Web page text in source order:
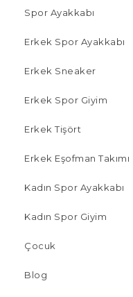
Spor Ayakkabı
Erkek Spor Ayakkabı
Erkek Sneaker
Erkek Spor Giyim
Erkek Tişört
Erkek Eşofman Takımı
Kadın Spor Ayakkabı
Kadın Spor Giyim
Çocuk
Blog